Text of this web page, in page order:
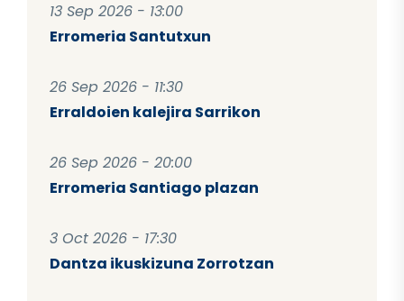
13 Sep 2026 - 13:00
Erromeria Santutxun
26 Sep 2026 - 11:30
Erraldoien kalejira Sarrikon
26 Sep 2026 - 20:00
Erromeria Santiago plazan
3 Oct 2026 - 17:30
Dantza ikuskizuna Zorrotzan